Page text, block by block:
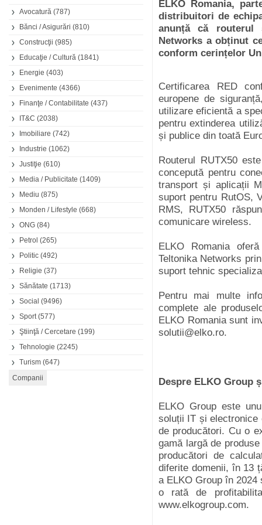
Avocatură (787)
Bănci / Asigurări (810)
Construcţii (985)
Educaţie / Cultură (1841)
Energie (403)
Evenimente (4366)
Finanţe / Contabilitate (437)
IT&C (2038)
Imobiliare (742)
Industrie (1062)
Justiţie (610)
Media / Publicitate (1409)
Mediu (875)
Monden / Lifestyle (668)
ONG (84)
Petrol (265)
Politic (492)
Religie (37)
Sănătate (1713)
Social (9496)
Sport(577)
Ştiinţă / Cercetare (199)
Tehnologie (2245)
Turism (647)
ELKO Romania,
distribuitori de
anunță că routerul
Networks a obținut
conform cerințelor
Certificarea RED
europene de
utilizare eficientă a
pentru extinderea
și publice din toată
Routerul RUTX50
concepută pentru
transport și aplicații
suport pentru RutOS,
RMS, RUTX50
comunicare wireless.
ELKO Romania
Teltonika Networks
suport tehnic
Pentru mai multe
complete ale
ELKO Romania sunt
solutii@elko.ro.
Despre ELKO Group
ELKO Group este
soluții IT și electronice
de producători. Cu o
gamă largă de
producători de
diferite domenii, în 13
a ELKO Group în
o rată de
www.elkogroup.com.